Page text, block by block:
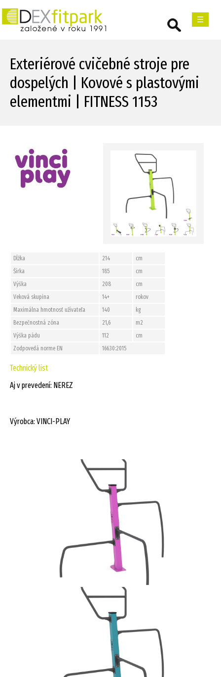
☰
Exteriérové cvičebné stroje pre
dospelých | Kovové s plastovými
elementmi | FITNESS 1153
Dĺžka 214
cm
Šírka
185
cm
Výška
208
cm
Veková skupina
14+
rokov
Maximálna hmotnosť užívateľa
140
kg
Bezpečnostná zóna
21,6
m2
Výška pádu
112
cm
Zodpovedá norme EN
16630:2015
Technický list
Aj v prevedení: NEREZ
Výrobca: VINCI-PLAY